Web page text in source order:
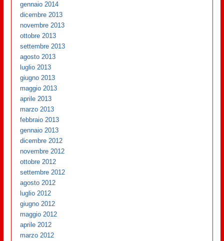
gennaio 2014
dicembre 2013
novembre 2013
ottobre 2013
settembre 2013
agosto 2013
luglio 2013
giugno 2013
maggio 2013
aprile 2013
marzo 2013
febbraio 2013
gennaio 2013
dicembre 2012
novembre 2012
ottobre 2012
settembre 2012
agosto 2012
luglio 2012
giugno 2012
maggio 2012
aprile 2012
marzo 2012